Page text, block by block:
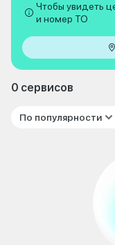
Чтобы увидеть
и номер ТО
0 сервисов
По популярности